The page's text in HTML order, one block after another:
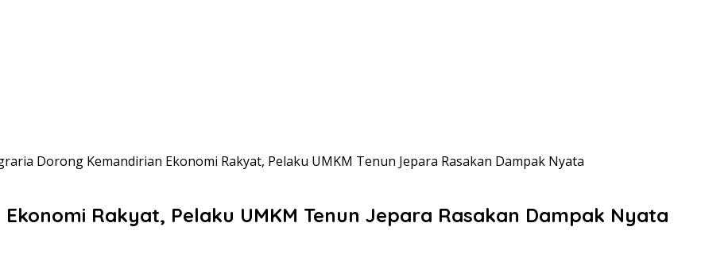
Dorong Kemandirian Ekonomi Rakyat, Pelaku UMKM Tenun Jepara Rasakan Dampak Nyata
Rakyat, Pelaku UMKM Tenun Jepara Rasakan Dampak Nyata